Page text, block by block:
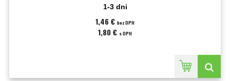
1-3 dni
1,46 € bez DPH
1,80 € s DPH